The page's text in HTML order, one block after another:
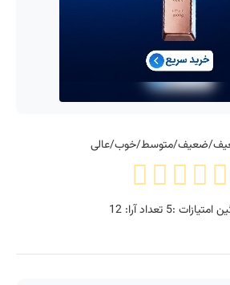
ضعیف/متوسط/خوب/عالی
امتیازات :5 تعداد آرا:12